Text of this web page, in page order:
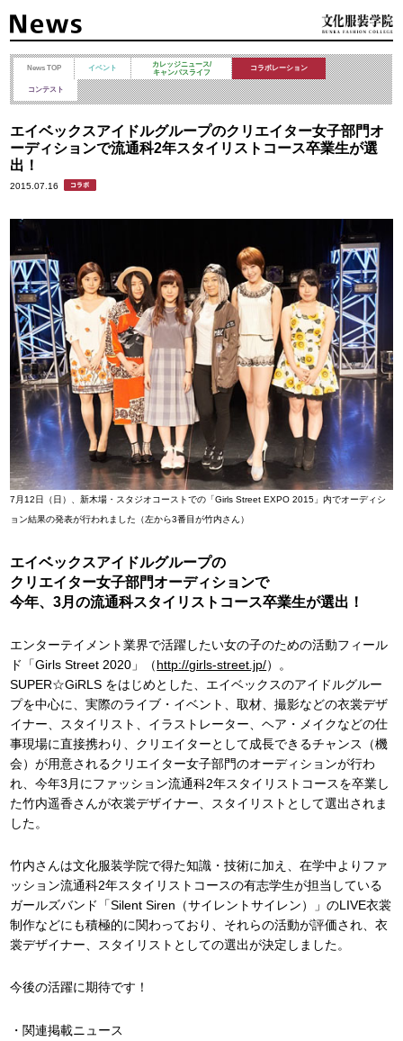
News TOP イベント
カレッジニュース/
キャンパスライフ
コラボレーション
コンテスト
エイベックスアイドルグループのクリエイター女子部門オ
ーディションで流通科2年スタイリストコース卒業生が選
出！
2015.07.16
7月12日（日）、新木場・スタジオコーストでの「Girls Street EXPO 2015」内でオーディシ
ョン結果の発表が行われました（左から3番目が竹内さん）
エイベックスアイドルグループの
クリエイター女子部門オーディションで
今年、3月の流通科スタイリストコース卒業生が選出！
エンターテイメント業界で活躍したい女の子のための活動フィール
ド「Girls Street 2020」（http://girls-street.jp/）。
SUPER☆GiRLS をはじめとした、エイベックスのアイドルグルー
プを中心に、実際のライブ・イベント、取材、撮影などの衣裳デザ
イナー、スタイリスト、イラストレーター、ヘア・メイクなどの仕
事現場に直接携わり、クリエイターとして成長できるチャンス（機
会）が用意されるクリエイター女子部門のオーディションが行わ
れ、今年3月にファッション流通科2年スタイリストコースを卒業し
た竹内遥香さんが衣裳デザイナー、スタイリストとして選出されま
した。
竹内さんは文化服装学院で得た知識・技術に加え、在学中よりファ
ッション流通科2年スタイリストコースの有志学生が担当している
ガールズバンド「Silent Siren（サイレントサイレン）」のLIVE衣裳
制作などにも積極的に関わっており、それらの活動が評価され、衣
裳デザイナー、スタイリストとしての選出が決定しました。
今後の活躍に期待です！
・関連掲載ニュース